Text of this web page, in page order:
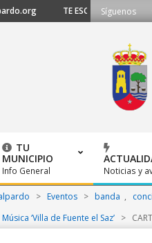
TE ESCUCHAMOS -Síguenos
TU
MUNICIPIO
Info General Noticias y
> Eventos > banda ,
‘Villa de Fuente el Saz’ >